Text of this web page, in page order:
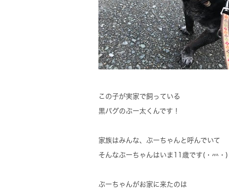
この子が実家で飼っている
黒パグのぷー太くんです！
家族はみんな、ぷーちゃんと呼んでいて
そんなぷーちゃんはいま11歳です(・灬・)
ぷーちゃんがお家に来たのは